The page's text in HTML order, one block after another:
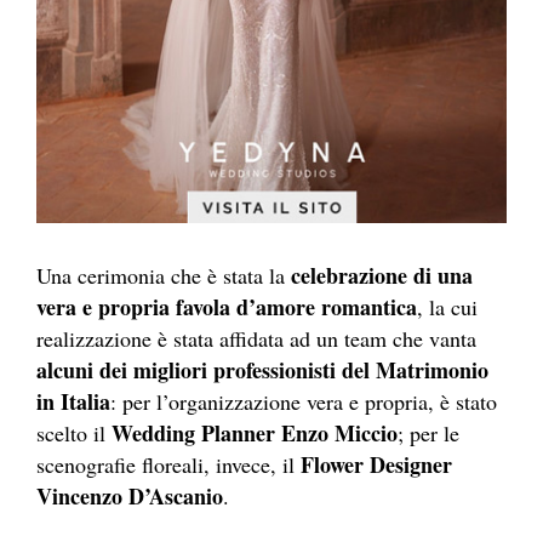
Una cerimonia che è stata la celebrazione di una
vera e propria favola d’amore romantica, la cui
realizzazione è stata affidata ad un team che vanta
alcuni dei migliori professionisti del Matrimonio
in Italia: per l’organizzazione vera e propria, è stato
scelto il Wedding Planner Enzo Miccio; per le
scenografie floreali, invece, il Flower Designer
Vincenzo D’Ascanio.